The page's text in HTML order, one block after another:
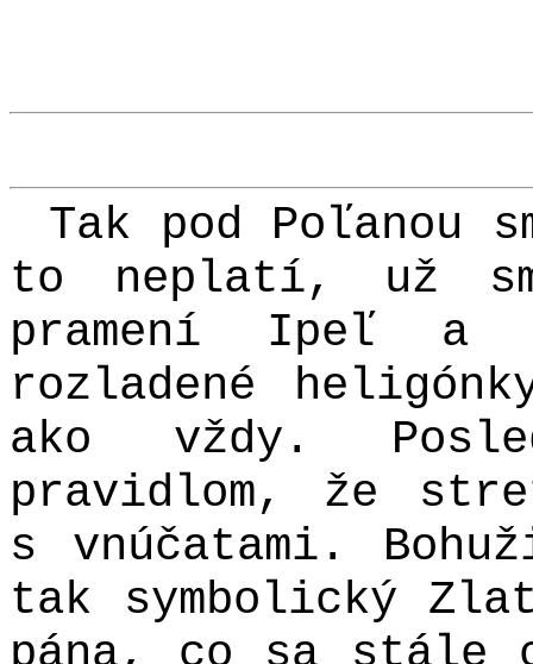
Tak pod Poľanou
to neplatí, už
pramení Ipeľ a
rozladené
ako vždy.
pravidlom, že
s vnúčatami.
tak symbolický